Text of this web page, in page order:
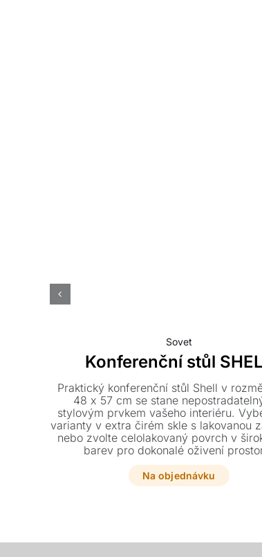
Sovet
Konferenční stůl
Praktický konferenční stůl Shell v
48 x 57 cm se stane
stylovým prvkem vašeho interiéru.
varianty v extra čirém skle s lakovanou
nebo zvolte celolakovaný povrch v
barev pro dokonalé oživení
Na objednávku